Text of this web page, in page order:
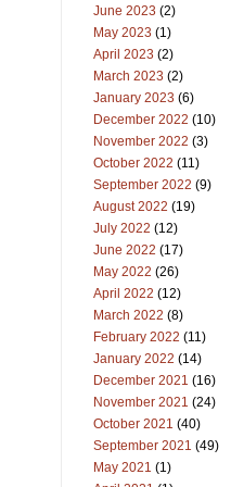
June 2023 (2)
May 2023 (1)
April 2023 (2)
March 2023 (2)
January 2023 (6)
December 2022 (10)
November 2022 (3)
October 2022 (11)
September 2022 (9)
August 2022 (19)
July 2022 (12)
June 2022 (17)
May 2022 (26)
April 2022 (12)
March 2022 (8)
February 2022 (11)
January 2022 (14)
December 2021 (16)
November 2021 (24)
October 2021 (40)
September 2021 (49)
May 2021 (1)